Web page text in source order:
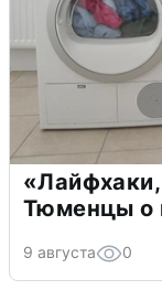
Тюменцы о
9 августа 0